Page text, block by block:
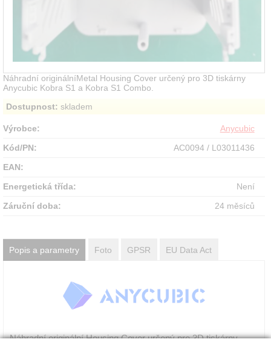
Náhradní originálníMetal Housing Cover určený pro 3D tiskárny
Anycubic Kobra S1 a Kobra S1 Combo.
Dostupnost: skladem
Výrobce:
Anycubic
Kód/PN:
AC0094 / L03011436
EAN:
Energetická třída:
Není
Záruční doba:
24 měsíců
Popis a parametry Foto GPSR EU Data Act
Náhradní originální Housing Cover určený pro 3D tiskárny